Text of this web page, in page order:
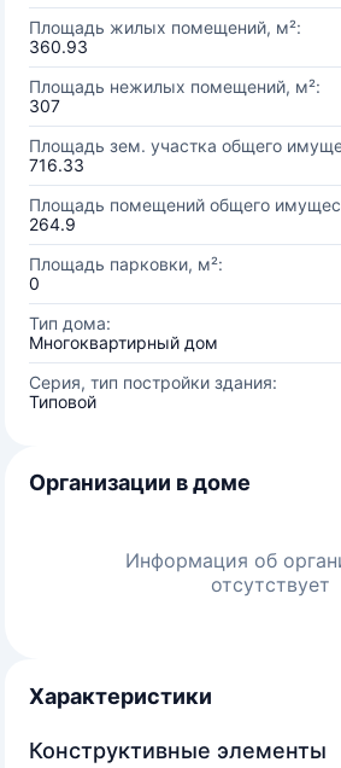
Площадь жилых помещений, м²:
360.93
Площадь нежилых помещений, м²:
307
Площадь зем. участка общего
716.33
Площадь помещений общего
264.9
Площадь парковки, м²:
0
Тип дома:
Многоквартирный дом
Серия, тип постройки здания:
Типовой
Организации в доме
Информация об
отсутствует
Характеристики
Конструктивные элементы